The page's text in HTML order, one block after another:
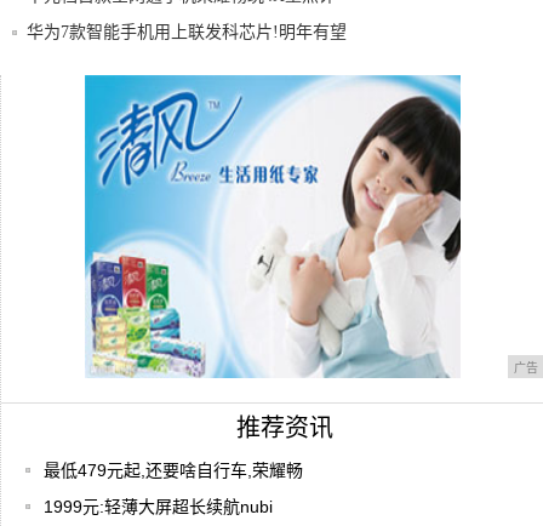
测
华为7款智能手机用上联发科芯片!明年有望
最低479元起,还要啥自行车,荣耀畅玩7可能
广告
推荐资讯
最低479元起,还要啥自行车,荣耀畅
1999元:轻薄大屏超长续航nubi